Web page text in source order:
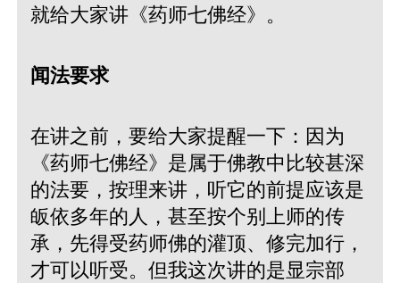
就给大家讲《药师七佛经》。
闻法要求
在讲之前，要给大家提醒一下：因为
《药师七佛经》是属于佛教中比较甚深
的法要，按理来讲，听它的前提应该是
皈依多年的人，甚至按个别上师的传
承，先得受药师佛的灌顶、修完加行，
才可以听受。但我这次讲的是显宗部